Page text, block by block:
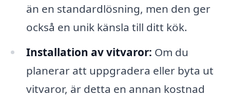
än en standardlösning, men den ger
också en unik känsla till ditt kök.
Installation av vitvaror: Om du
planerar att uppgradera eller byta ut
vitvaror, är detta en annan kostnad